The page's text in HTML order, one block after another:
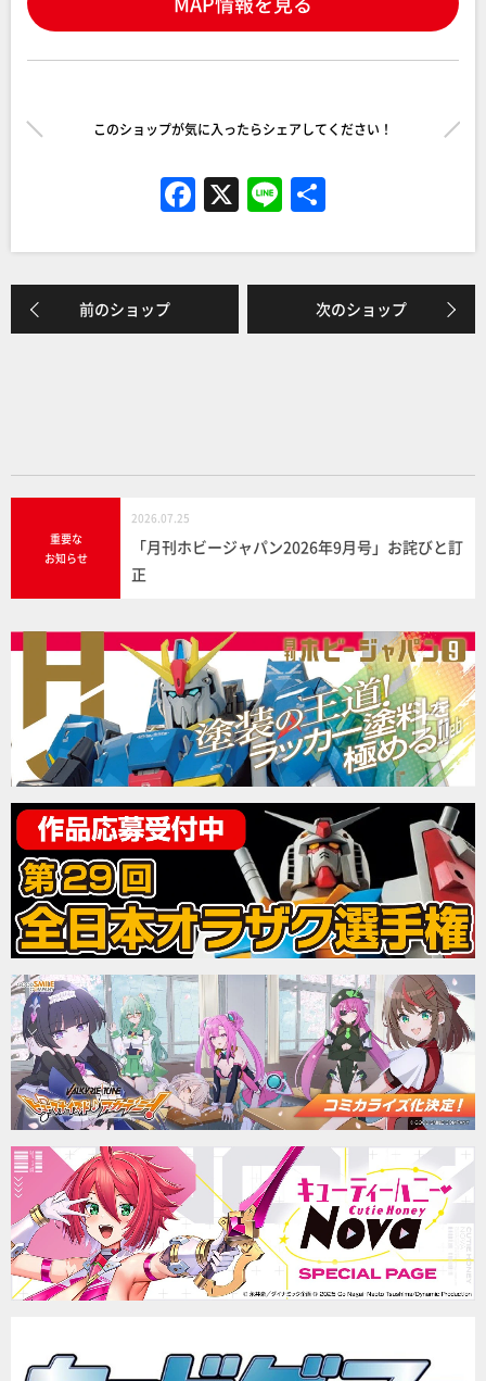
このショップが気に入ったらシェアしてください！
F
a
c
e
b
X Li
n
e
前のショップ 次のショップ
重要な
お知らせ
2026.07.25
「月刊ホビージャパン2026年9月号」お詫びと訂
正